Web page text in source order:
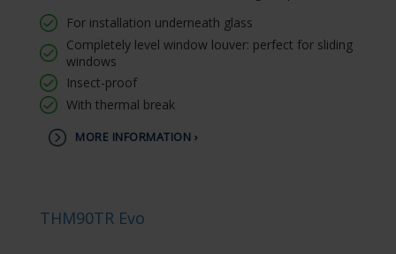
For installation underneath glass
Completely level window louver: perfect for sliding
windows
Insect-proof
With thermal break
MORE INFORMATION ›
THM90TR Evo